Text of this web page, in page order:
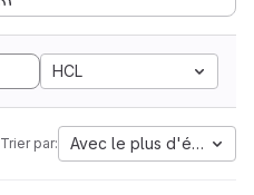
HCL
Trier par: Avec le plus d'étoiles